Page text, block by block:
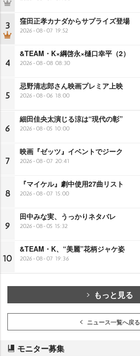
3 窪田正孝カナダからサプライズ登場
2026-08-07 19:52
4
&TEAM・K×綱啓永×樋口幸平（2）
2026-08-08 08:30
5
忌野清志郎さん映画プレミア上映
2026-08-06 18:00
6
細田佳央太演じる涼は“現代の彰”
2026-08-05 10:00
7
映画『ゼッツ』イベントでジーク
2026-08-07 20:41
8
『マイケル』劇中使用27曲リスト
2026-08-07 15:00
9
田中みな実、うっかりネタバレ
2026-08-05 15:32
10
&TEAM・K、“美麗”花柄ジャケ姿
2026-08-07 19:36
もっと見る
ニュース一覧へ戻る
モニター募集